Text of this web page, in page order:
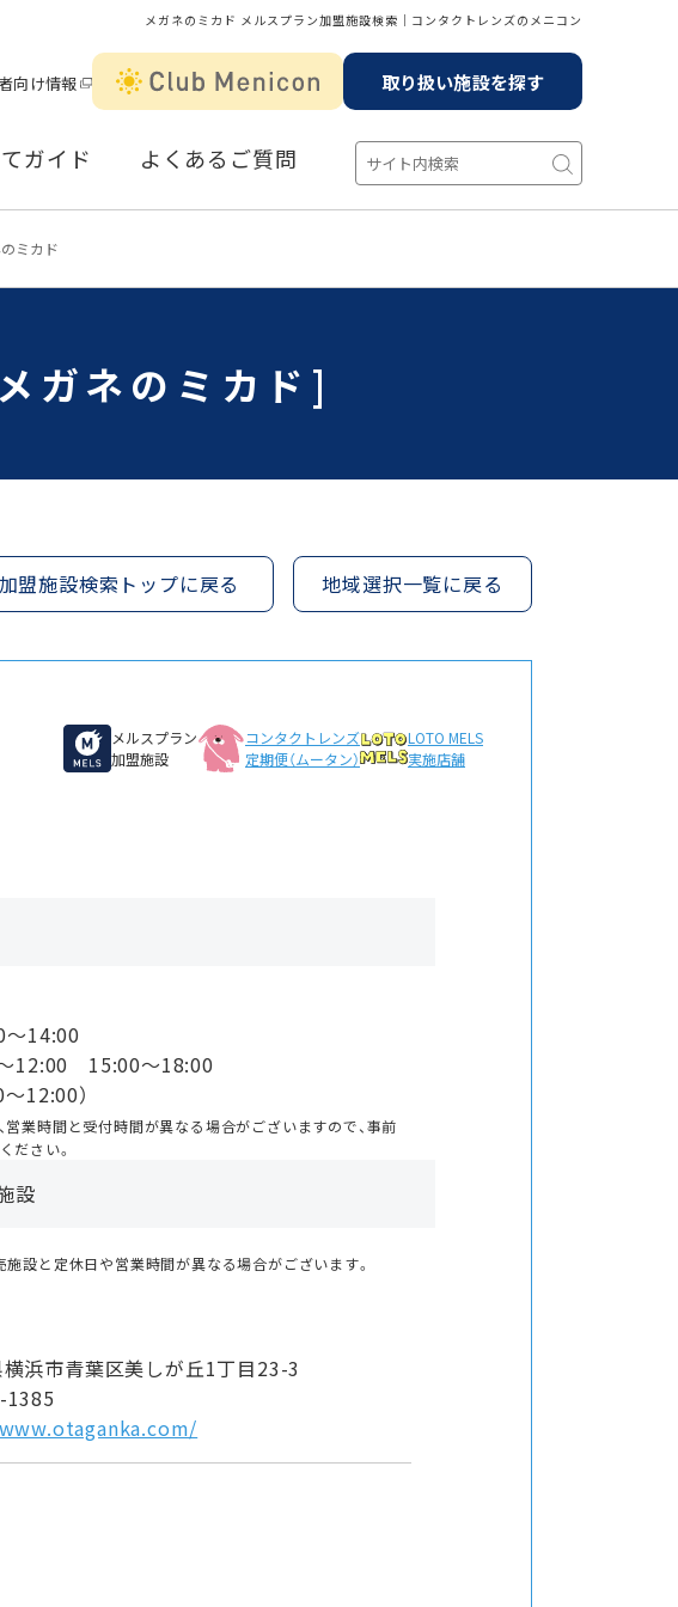
メガネのミカド メルスプラン加盟施設検索│コンタクトレンズのメニコン
向け情報 取り扱い施設を探す
ガイド よくあるご質問
ミカド
ガネのミカド]
盟施設検索トップに戻る 地域選択一覧に戻る
メルスプラン
加盟施設
コンタクトレンズ
定期便（ムータン）
LOTO MELS
実施店舗
〜14:00
12:00 15:00〜18:00
12:00）
営業時間と受付時間が異なる場合がございますので、事前
ださい。
設
施設と定休日や営業時間が異なる場合がございます。
横浜市青葉区美しが丘1丁目23-3
1385